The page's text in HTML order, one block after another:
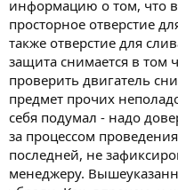
информацию о том, что
просторное отверстие
также отверстие для
защита снимается в том
проверить двигатель
предмет прочих
себя подумал - надо
за процессом
последней, не
менеджеру.